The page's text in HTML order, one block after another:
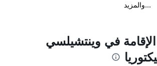
...والمزيد
في وينتشيلسي